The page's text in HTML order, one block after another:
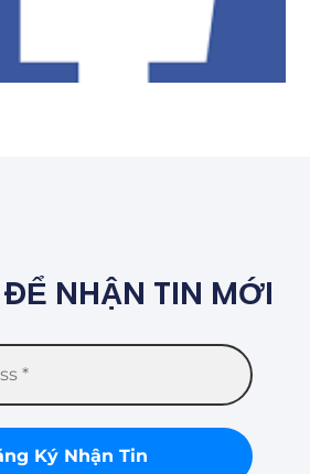
ĐỂ NHẬN TIN MỚI